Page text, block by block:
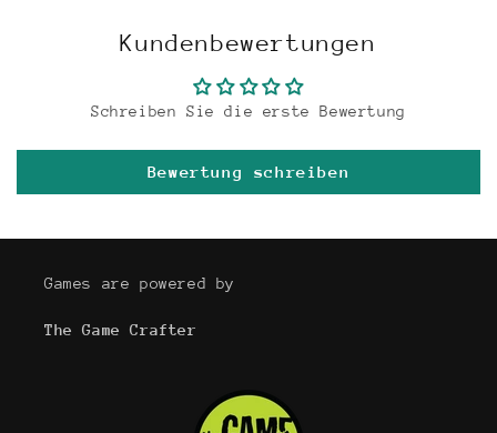
Kundenbewertungen
Schreiben Sie die erste Bewertung
Bewertung schreiben
Games are powered by
The Game Crafter